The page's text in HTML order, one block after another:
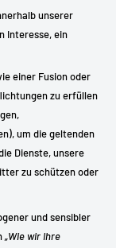
unserer
Interesse, ein
einer Fusion oder
zu erfüllen
um die geltenden
Dienste, unsere
zu schützen oder
und sensibler
„Wie wir Ihre